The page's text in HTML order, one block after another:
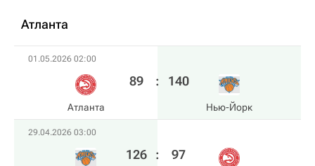
Атланта
01.05.2026 02:00
Атланта
89 : 140
Нью-Йорк
29.04.2026 03:00
126 : 97